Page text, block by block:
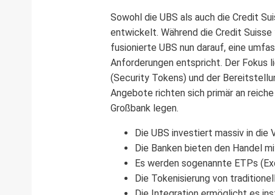
Sowohl die UBS als auch die Credit
entwickelt. Während die Credit
fusionierte UBS nun darauf, eine
Anforderungen entspricht. Der Fokus
(Security Tokens) und der
Angebote richten sich primär an
Großbank legen.
Die UBS investiert massiv in
Die Banken bieten den Handel
Es werden sogenannte ETPs
Die Tokenisierung von